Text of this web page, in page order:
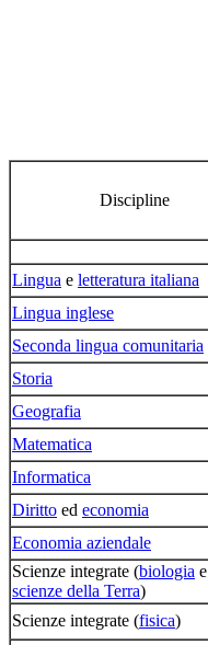
Discipline
Lingua e letteratura italiana
Lingua inglese
Seconda lingua comunitaria
Storia
Geografia
Matematica
Informatica
Diritto ed economia
Economia aziendale
Scienze integrate (biologia e
scienze della Terra)
Scienze integrate (fisica)